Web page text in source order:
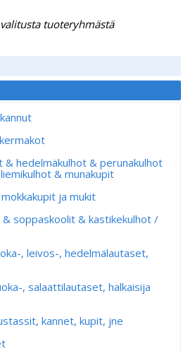
tuoteryhmästä
& hedelmäkulhot & perunakulhot
& munakupit
ja mukit
& soppaskoolit & kastikekulhot /
, leivos-, hedelmälautaset,
, salaattilautaset, halkaisija
kannet, kupit, jne